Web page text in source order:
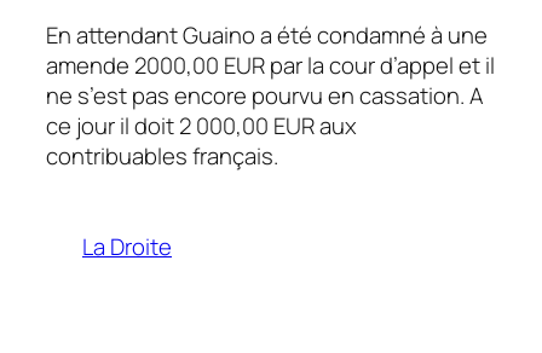
En attendant Guaino a été condamné à une
amende 2000,00 EUR par la cour d’appel et il
ne s’est pas encore pourvu en cassation. A
ce jour il doit 2 000,00 EUR aux
contribuables français.
La Droite